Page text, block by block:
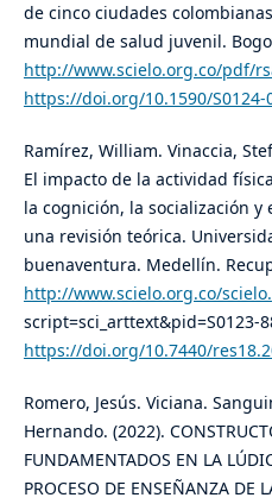
de cinco ciudades
mundial de salud juvenil.
http://www.scielo.org.co/pdf/
https://doi.org/10.1590/S0124-
Ramírez, William. Vinaccia,
El impacto de la actividad
la cognición, la socialización
una revisión teórica.
buenaventura. Medellín.
http://www.scielo.org.co/
script=sci_arttext&pid=S0123-
https://doi.org/10.7440/
Romero, Jesús. Viciana.
Hernando. (2022).
FUNDAMENTADOS EN LA
PROCESO DE ENSEÑANZA DE